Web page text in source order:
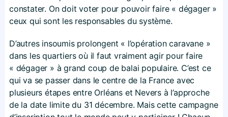
constater. On doit voter pour pouvoir faire « dégager »
ceux qui sont les responsables du système.
D’autres insoumis prolongent « l’opération caravane »
dans les quartiers où il faut vraiment agir pour faire
« dégager » à grand coup de balai populaire. C’est ce
qui va se passer dans le centre de la France avec
plusieurs étapes entre Orléans et Nevers à l’approche
de la date limite du 31 décembre. Mais cette campagne